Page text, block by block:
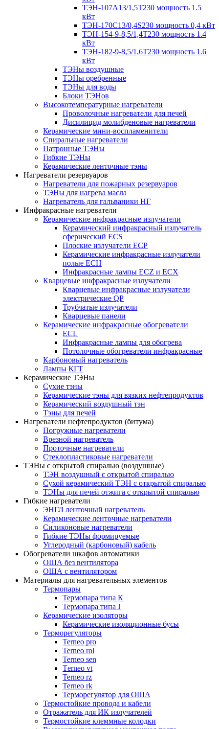
ТЭН-107А13/1,5Т230 мощность 1.5
кВт
ТЭН-170C13/0,4S230 мощность 0,4 кВт
ТЭН-154-9-8,5/1,4Т230 мощность 1.4
кВт
ТЭН-182-9-8,5/1,6Т230 мощность 1.6
кВт
ТЭНы воздушные
ТЭНы оребренные
ТЭНы для воды
Блоки ТЭНов
Высокотемпературные нагреватели
Проволочные нагреватели для печей
Дисилицид молибденовые нагреватели
Керамические мини-воспламенители
Спиральные нагреватели
Патронные ТЭНы
Гибкие ТЭНы
Керамические ленточные тэны
Нагреватели резервуаров
Нагреватели для пожарных резервуаров
ТЭНы для нагрева масла
Нагреватель для гальваники НГ
Инфракрасные нагреватели
Керамические инфракрасные излучатели
Керамический инфракрасный излучатель
сферический ECS
Плоские излучатели ECP
Керамические инфракрасные излучатели
полые ECH
Инфракрасные лампы ECZ и ECX
Кварцевые инфракрасные излучатели
Кварцевые инфракрасные излучатели
электрические QP
Трубчатые излучатели
Кварцевые панели
Керамические инфракрасные обогреватели
ECL
Инфракрасные лампы для обогрева
Потолочные обогреватели инфракрасные
Карбоновый нагреватель
Лампы КГТ
Керамические ТЭНы
Сухие тэны
Керамические тэны для вязких нефтепродуктов
Керамический воздушный тэн
Тэны для печей
Нагреватели нефтепродуктов (битума)
Погружные нагреватели
Врезной нагреватель
Проточные нагреватели
Стеклопластиковые нагреватели
ТЭНы с открытой спиралью (воздушные)
ТЭН воздушный с открытой спиралью
Сухой керамический ТЭН с открытой спиралью
ТЭНы для печей отжига с открытой спиралью
Гибкие нагреватели
ЭНГЛ ленточный нагреватель
Керамические ленточные нагреватели
Силиконовые нагреватели
Гибкие ТЭНы формируемые
Углеродный (карбоновый) кабель
Обогреватели шкафов автоматики
ОША без вентилятора
ОША с вентилятором
Материалы для нагревательных элементов
Термопары
Термопара типа К
Термопара типа J
Керамические изоляторы
Керамические изоляционные бусы
Терморегуляторы
Terneo pro
Terneo rol
Terneo sen
Тerneo vt
Terneo rz
Terneo rk
Терморегулятор для ОША
Термостойкие провода и кабели
Отражатель для ИК излучателей
Термостойкие клеммные колодки